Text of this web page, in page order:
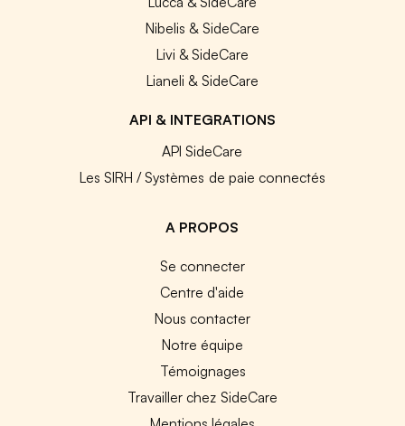
Nibelis & SideCare
Livi & SideCare
Lianeli & SideCare
API & INTEGRATIONS
API SideCare
Les SIRH / Systèmes de paie connectés
A PROPOS
Se connecter
Centre d'aide
Nous contacter
Notre équipe
Témoignages
Travailler chez SideCare